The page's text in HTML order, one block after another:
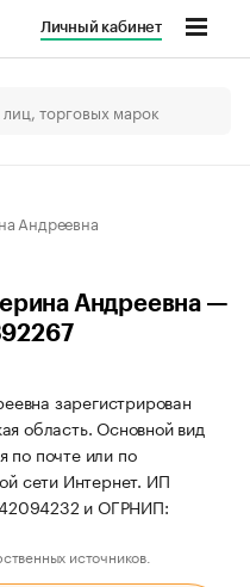
Личный кабинет
Андреевна
Андреевна —
зарегистрирован
область. Основной вид
по почте или по
сети Интернет. ИП
и ОГРНИП:
источников.